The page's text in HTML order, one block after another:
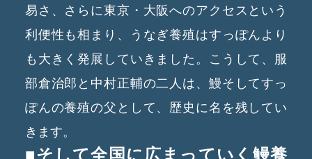
易さ、さらに東京・大阪へのアクセスという
利便性も相まり、うなぎ養殖はすっぽんより
も大きく発展していきました。こうして、服
部倉治郎と中村正輔の二人は、鰻そしてすっ
ぽんの養殖の父として、歴史に名を残してい
きます。
■そして全国に広まっていく鰻養